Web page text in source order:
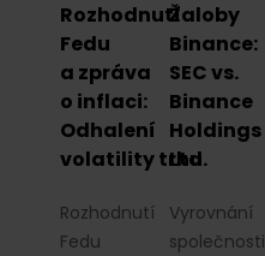
Rozhodnutí
Fedu
a zpráva
o inflaci:
Odhalení
volatility trhu
Rozhodnutí
Fedu
Žaloby
Binance:
SEC vs.
Binance
Holdings
Ltd.
Vyrovnání
společnosti